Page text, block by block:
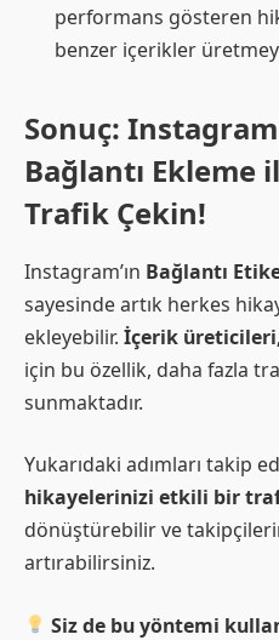
performans gösteren
benzer içerikler
Sonuç:
Bağlantı Ekleme
Trafik Çekin!
Instagram’ın Bağlantı
sayesinde artık herkes
ekleyebilir. İçerik
için bu özellik, daha fazla
sunmaktadır.
Yukarıdaki adımları takip
hikayelerinizi etkili bir
dönüştürebilir ve
artırabilirsiniz.
Siz de bu yöntemi